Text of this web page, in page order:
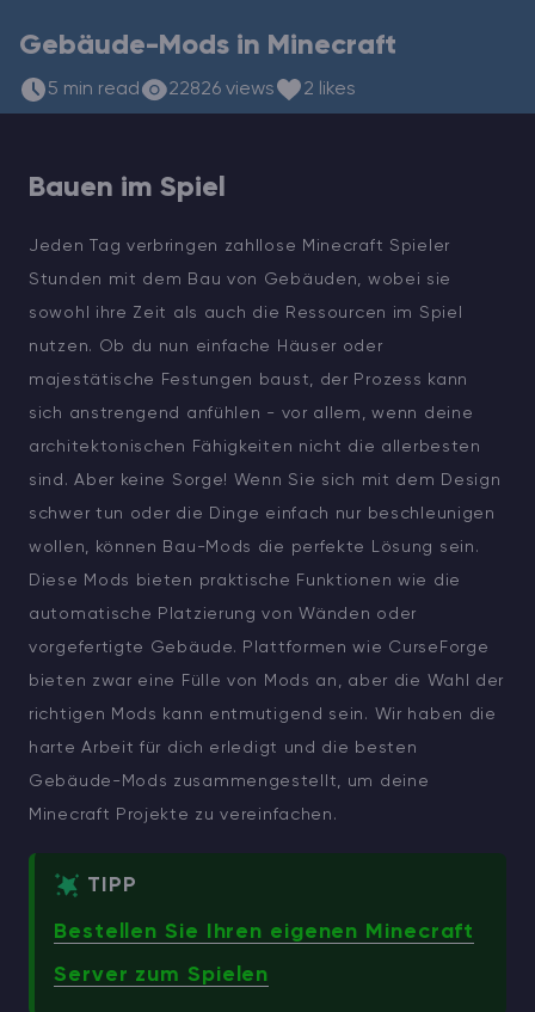
Gebäude-Mods in Minecraft
5 min read 22826 views 2 likes
Bauen im Spiel
Jeden Tag verbringen zahllose Minecraft Spieler
Stunden mit dem Bau von Gebäuden, wobei sie
sowohl ihre Zeit als auch die Ressourcen im Spiel
nutzen. Ob du nun einfache Häuser oder
majestätische Festungen baust, der Prozess kann
sich anstrengend anfühlen - vor allem, wenn deine
architektonischen Fähigkeiten nicht die allerbesten
sind. Aber keine Sorge! Wenn Sie sich mit dem Design
schwer tun oder die Dinge einfach nur beschleunigen
wollen, können Bau-Mods die perfekte Lösung sein.
Diese Mods bieten praktische Funktionen wie die
automatische Platzierung von Wänden oder
vorgefertigte Gebäude. Plattformen wie CurseForge
bieten zwar eine Fülle von Mods an, aber die Wahl der
richtigen Mods kann entmutigend sein. Wir haben die
harte Arbeit für dich erledigt und die besten
Gebäude-Mods zusammengestellt, um deine
Minecraft Projekte zu vereinfachen.
TIPP
Bestellen Sie Ihren eigenen Minecraft
Server zum Spielen